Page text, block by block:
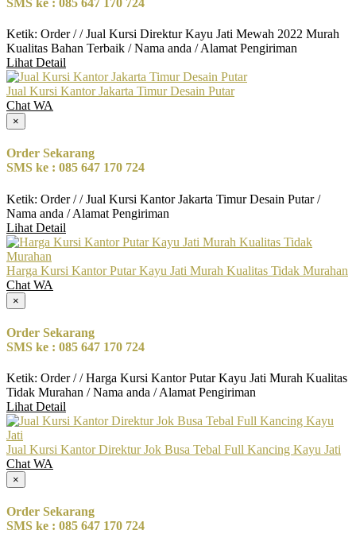
Ketik: Order / / Jual Kursi Direktur Kayu Jati Mewah 2022 Murah
Kualitas Bahan Terbaik / Nama anda / Alamat Pengiriman
Lihat Detail
Jual Kursi Kantor Jakarta Timur Desain Putar
Chat WA
×
Order Sekarang
SMS ke : 085 647 170 724
Ketik: Order / / Jual Kursi Kantor Jakarta Timur Desain Putar /
Nama anda / Alamat Pengiriman
Lihat Detail
Harga Kursi Kantor Putar Kayu Jati Murah Kualitas Tidak Murahan
Chat WA
×
Order Sekarang
SMS ke : 085 647 170 724
Ketik: Order / / Harga Kursi Kantor Putar Kayu Jati Murah Kualitas
Tidak Murahan / Nama anda / Alamat Pengiriman
Lihat Detail
Jual Kursi Kantor Direktur Jok Busa Tebal Full Kancing Kayu Jati
Chat WA
×
Order Sekarang
SMS ke : 085 647 170 724